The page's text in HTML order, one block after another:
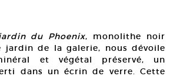
du Phoenix, monolithe noir
jardin de la galerie, nous dévoile
et végétal préservé, un
dans un écrin de verre. Cette